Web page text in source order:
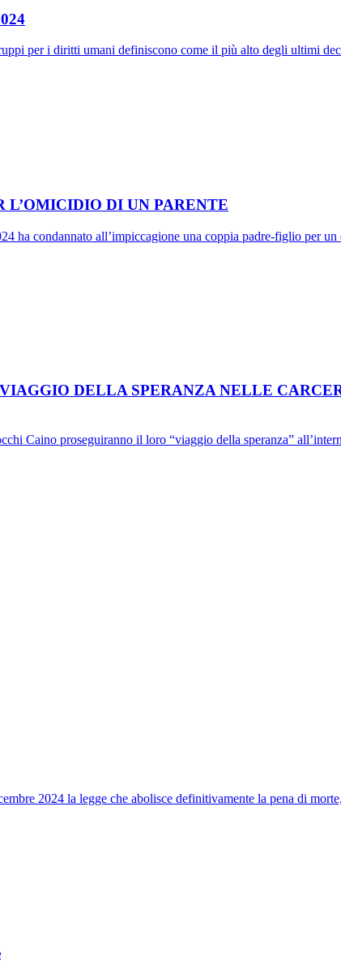
per i diritti umani definiscono come il più alto degli ultimi
DI UN PARENTE
ha condannato all’impiccagione una coppia padre-figlio per
DELLA SPERANZA NELLE
Caino proseguiranno il loro “viaggio della speranza”
2024 la legge che abolisce definitivamente la pena di